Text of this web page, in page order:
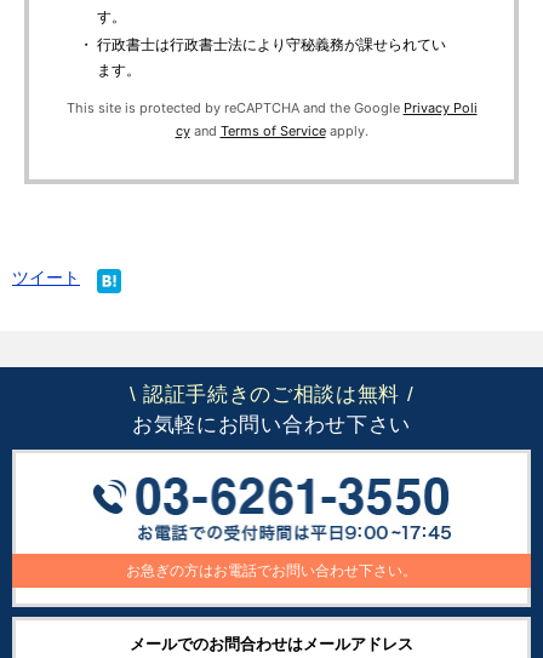
す。
・ 行政書士は行政書士法により守秘義務が課せられてい
ます。
This site is protected by reCAPTCHA and the Google Privacy Poli
cyand Terms of Serviceapply.
ツイート
\ 認証手続きのご相談は無料 /
お気軽にお問い合わせ下さい
お急ぎの方はお電話でお問い合わせ下さい。
メールでのお問合わせはメールアドレス